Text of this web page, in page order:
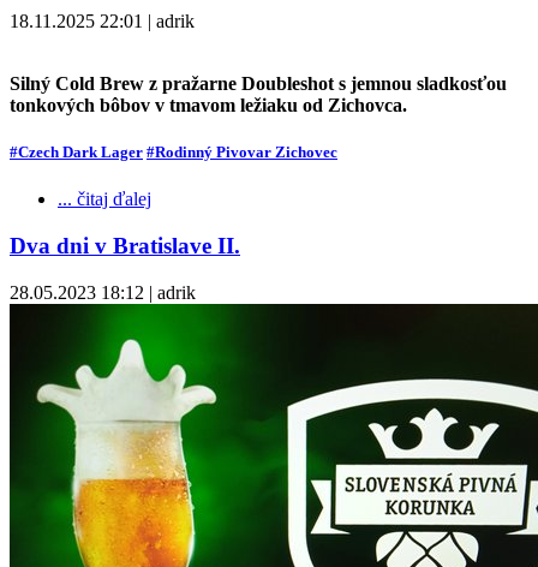
18.11.2025 22:01 | adrik
Silný Cold Brew z pražarne Doubleshot s jemnou sladkosťou
tonkových bôbov v tmavom ležiaku od Zichovca.
#Czech Dark Lager #Rodinný Pivovar Zichovec
... čitaj ďalej
Dva dni v Bratislave II.
28.05.2023 18:12 | adrik